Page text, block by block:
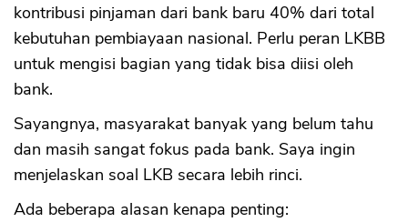
kontribusi pinjaman dari bank baru 40% dari total
kebutuhan pembiayaan nasional. Perlu peran LKBB
untuk mengisi bagian yang tidak bisa diisi oleh
bank.
Sayangnya, masyarakat banyak yang belum tahu
dan masih sangat fokus pada bank. Saya ingin
menjelaskan soal LKB secara lebih rinci.
Ada beberapa alasan kenapa penting: